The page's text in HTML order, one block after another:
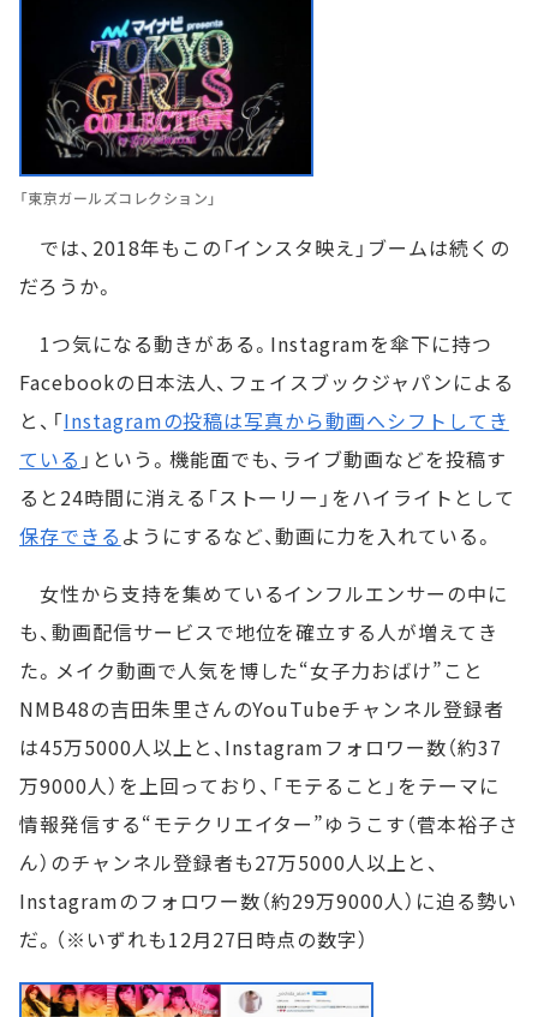
「東京ガールズコレクション」
では、2018年もこの「インスタ映え」ブームは続くの
だろうか。
1つ気になる動きがある。Instagramを傘下に持つ
Facebookの日本法人、フェイスブックジャパンによる
と、「Instagramの投稿は写真から動画へシフトしてき
ている 」という。機能面でも、ライブ動画などを投稿す
ると24時間に消える「ストーリー」をハイライトとして
保存できる ようにするなど、動画に力を入れている。
女性から支持を集めているインフルエンサーの中に
も、動画配信サービスで地位を確立する人が増えてき
た。メイク動画で人気を博した“女子力おばけ”こと
NMB48の吉田朱里さんのYouTubeチャンネル登録者
は45万5000人以上と、Instagramフォロワー数（約37
万9000人）を上回っており、「モテること」をテーマに
情報発信する“モテクリエイター”ゆうこす（菅本裕子さ
ん）のチャンネル登録者も27万5000人以上と、
Instagramのフォロワー数（約29万9000人）に迫る勢い
だ。（※いずれも12月27日時点の数字）